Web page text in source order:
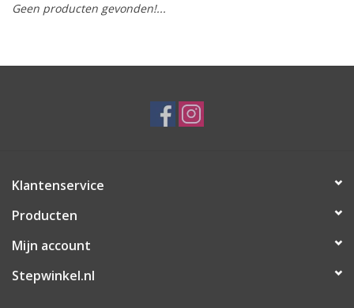
Geen producten gevonden!...
Klantenservice
Producten
Mijn account
Stepwinkel.nl